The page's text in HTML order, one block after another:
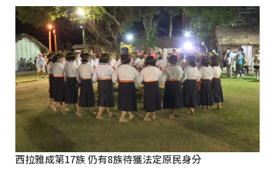
西拉雅成第17族 仍有8族待獲法定原民身分